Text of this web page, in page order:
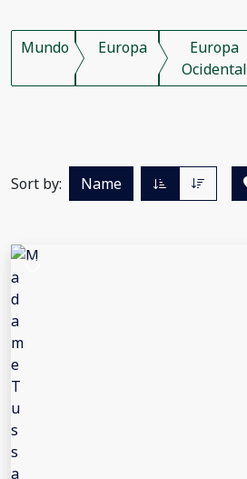
Mundo Europa
Europa
Ocidental
Sort by: Name